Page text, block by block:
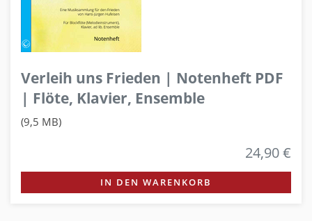
Verleih uns Frieden | Notenheft PDF
| Flöte, Klavier, Ensemble
(9,5 MB)
24,90 €
IN DEN WARENKORB